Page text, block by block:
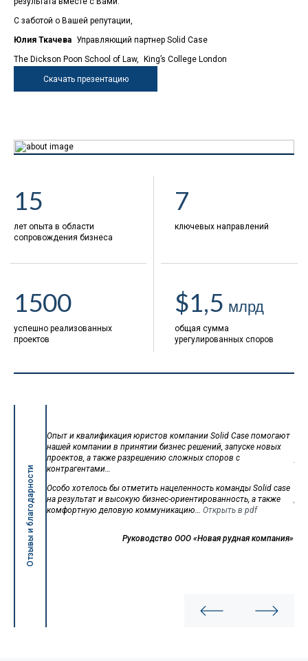
С заботой о Вашей репутации,
Юлия Ткачева Управляющий партнер Sol­id Case
The Dick­son Poon School of Law, King’s Col­lege Lon­don
Скачать презентацию
15
лет опыта в области
сопровождения бизнеса
7
ключевых направлений
1500
успешно реализованных
проектов
$1,5 млрд
общая сумма
урегулированных споров
Отзывы и благодарности
Опыт и квалификация юристов компании Sol­id Case помогают
нашей компании в принятии бизнес решений, запуске новых
проектов, а также разрешению сложных споров с
контрагентами…
Особо хотелось бы отметить нацеленность команды Sol­id case
на результат и высокую бизнес-ориентированность, а также
комфортную деловую коммуникацию… Открыть в pdf
Руководство ООО «Новая рудная компания»